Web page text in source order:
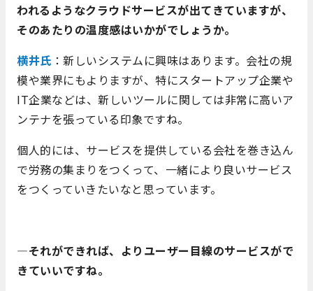
われるようなクラウドサービスが出てきていますが、
そのあたりの温度感はいかがでしょうか。
横井氏 ：新しいシステムに興味はあります。会社の規
模や業界にもよりますが、特にスタートアップ企業や
IT企業などは、新しいツールに関しては非常に高いア
ンテナを張っている印象ですね。
個人的には、サービスを提供している会社を巻き込ん
で労務の集まりをつくって、一緒により良いサービス
をつくっていきたいなと思っています。
―それができれば、よりユーザー目線のサービスがで
きていいですね。